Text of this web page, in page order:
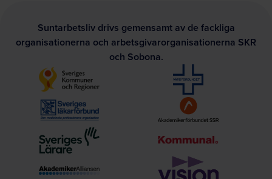
Suntarbetsliv drivs gemensamt av de fackliga
organisationerna och arbetsgivarorganisationerna SKR
och Sobona.